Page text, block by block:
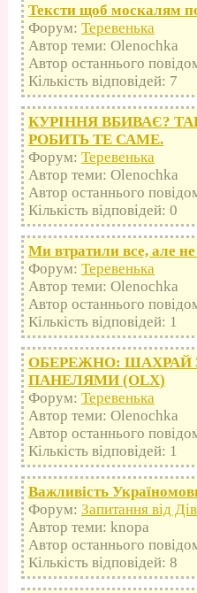
Тексти щоб москалям
Форум: Теревенька
Автор теми: Olenochka
Автор останнього
Кількість відповідей: 7
КУРІННЯ ВБИВАЄ?
РОБИТЬ ТЕ САМЕ.
Форум: Теревенька
Автор теми: Olenochka
Автор останнього
Кількість відповідей: 0
Ми втратили все, але не
Форум: Теревенька
Автор теми: Olenochka
Автор останнього
Кількість відповідей: 1
ОБЕРЕЖНО: ШАХРАЙ
ПАНЕЛЯМИ (OLX)
Форум: Теревенька
Автор теми: Olenochka
Автор останнього
Кількість відповідей: 1
Важливість
Форум: Запитання від
Автор теми: knopa
Автор останнього
Кількість відповідей: 8